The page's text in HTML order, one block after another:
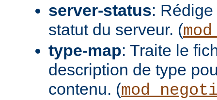
server-status:
statut du serveur. (
type-map: Traite le
description de type
contenu. (